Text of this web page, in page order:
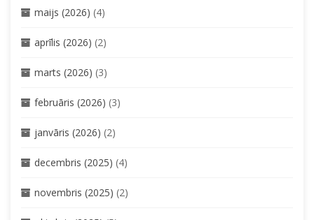
maijs (2026) (4)
aprīlis (2026) (2)
marts (2026) (3)
februāris (2026) (3)
janvāris (2026) (2)
decembris (2025) (4)
novembris (2025) (2)